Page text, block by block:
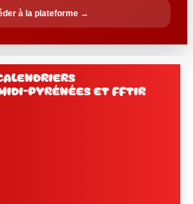
à la plateforme →
Pyrénées et FFtir